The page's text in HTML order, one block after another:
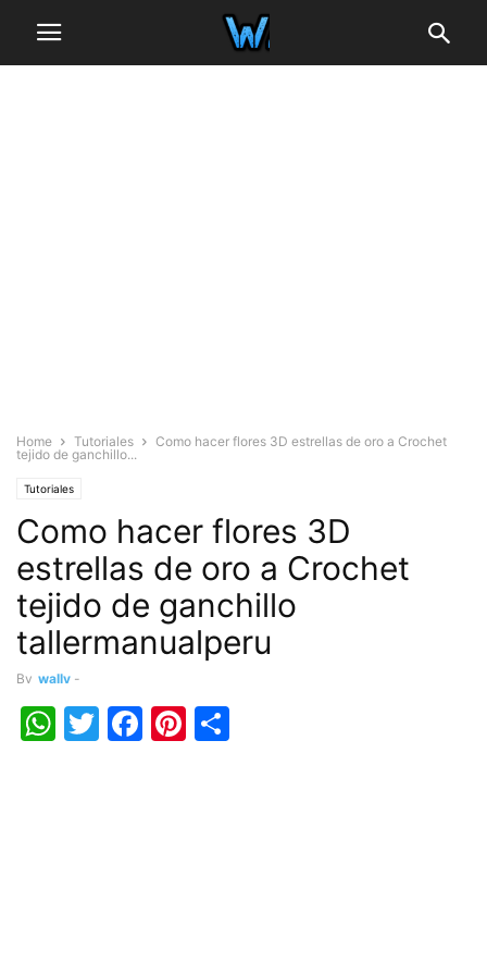
Home Tutoriales
Como hacer flores 3D estrellas de oro a Crochet
tejido de ganchillo...
Tutoriales
Como hacer flores 3D
estrellas de oro a Crochet
tejido de ganchillo
tallermanualperu
By wally -
WhatsApp
Twitter
Facebook
Pinterest